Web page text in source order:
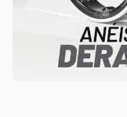
00:00/21:11